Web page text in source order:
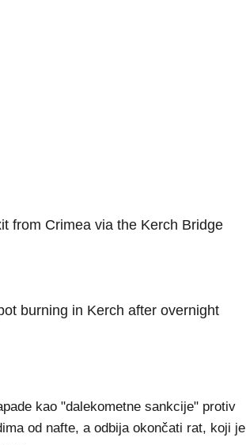
from Crimea via the Kerch Bridge
burning in Kerch after overnight
kao "dalekometne sankcije" protiv
od nafte, a odbija okončati rat, koji je